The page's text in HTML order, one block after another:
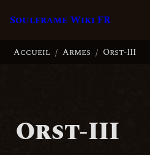
Soulframe Wiki FR
Accueil / Armes / Orst-III
Orst-III